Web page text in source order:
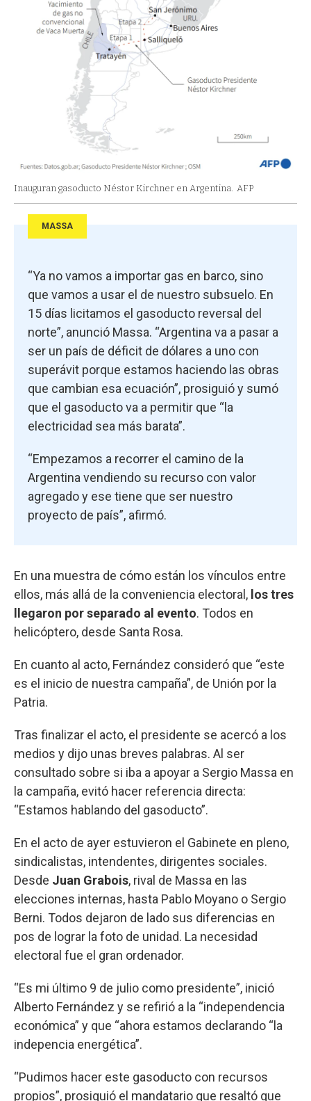
Inauguran gasoducto Néstor Kirchner en Argentina. AFP
MASSA
“Ya no vamos a importar gas en barco, sino
que vamos a usar el de nuestro subsuelo. En
15 días licitamos el gasoducto reversal del
norte”, anunció Massa. “Argentina va a pasar a
ser un país de déficit de dólares a uno con
superávit porque estamos haciendo las obras
que cambian esa ecuación”, prosiguió y sumó
que el gasoducto va a permitir que “la
electricidad sea más barata”.
“Empezamos a recorrer el camino de la
Argentina vendiendo su recurso con valor
agregado y ese tiene que ser nuestro
proyecto de país”, afirmó.
En una muestra de cómo están los vínculos entre
ellos, más allá de la conveniencia electoral, los tres
llegaron por separado al evento. Todos en
helicóptero, desde Santa Rosa.
En cuanto al acto, Fernández consideró que “este
es el inicio de nuestra campaña”, de Unión por la
Patria.
Tras finalizar el acto, el presidente se acercó a los
medios y dijo unas breves palabras. Al ser
consultado sobre si iba a apoyar a Sergio Massa en
la campaña, evitó hacer referencia directa:
“Estamos hablando del gasoducto”.
En el acto de ayer estuvieron el Gabinete en pleno,
sindicalistas, intendentes, dirigentes sociales.
Desde Juan Grabois, rival de Massa en las
elecciones internas, hasta Pablo Moyano o Sergio
Berni. Todos dejaron de lado sus diferencias en
pos de lograr la foto de unidad. La necesidad
electoral fue el gran ordenador.
“Es mi último 9 de julio como presidente”, inició
Alberto Fernández y se refirió a la “independencia
económica” y que “ahora estamos declarando “la
indepencia energética”.
“Pudimos hacer este gasoducto con recursos
propios”, prosiguió el mandatario que resaltó que